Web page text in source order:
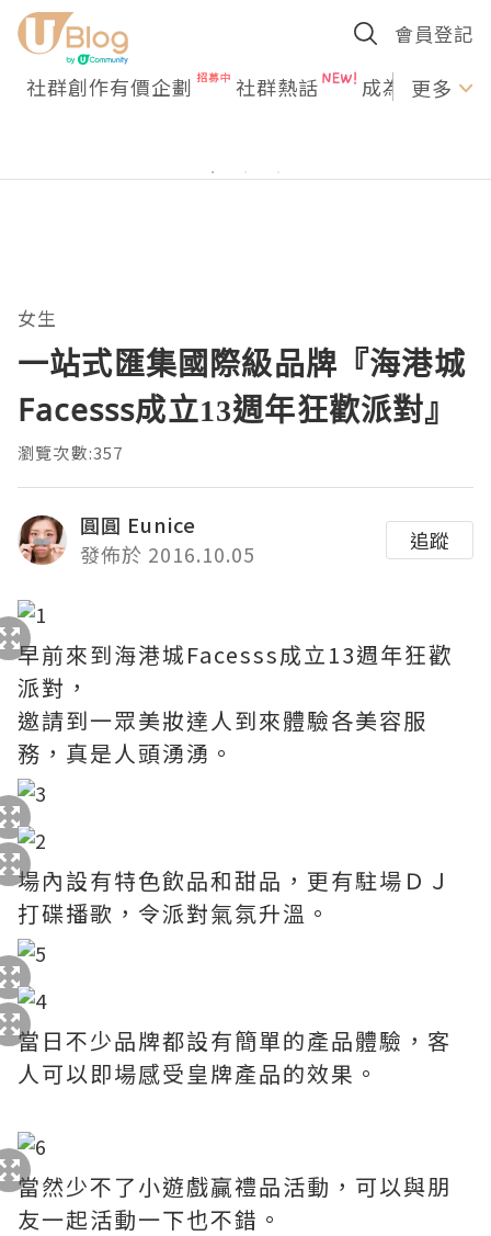
會員登記
社群創作有價企劃 社群熱話 成為U更多
女生
一站式匯集國際級品牌『海港城
Facesss成立13週年狂歡派對』
瀏覽次數:357
圓圓 Eunice
發佈於 2016.10.05
追蹤
早前來到海港城Facesss成立13週年狂歡
派對，
邀請到一眾美妝達人到來體驗各美容服
務，真是人頭湧湧。
場內設有特色飲品和甜品，更有駐場ＤＪ
打碟播歌，令派對氣氛升溫。
當日不少品牌都設有簡單的產品體驗，客
人可以即場感受皇牌產品的效果。
當然少不了小遊戲贏禮品活動，可以與朋
友一起活動一下也不錯。